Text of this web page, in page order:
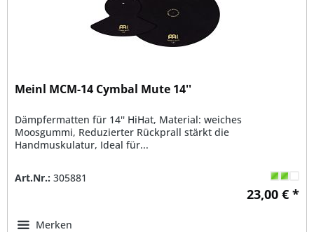
Meinl MCM-14 Cymbal Mute 14''
Dämpfermatten für 14'' HiHat, Material: weiches
Moosgummi, Reduzierter Rückprall stärkt die
Handmuskulatur, Ideal für...
Art.Nr.: 305881
23,00 € *
Merken